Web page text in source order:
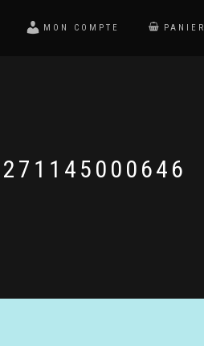
MON COMPTE PANIER